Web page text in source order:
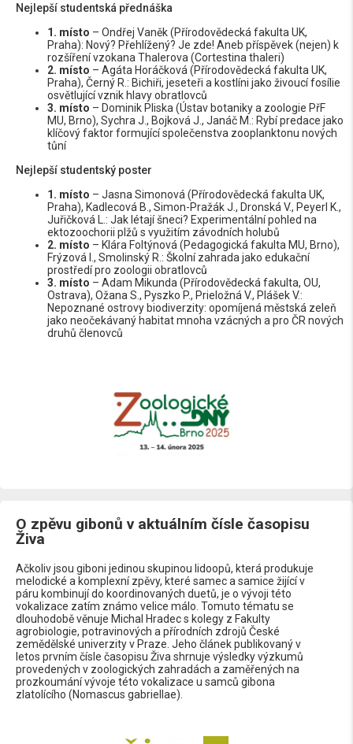
Nejlepší studentská přednáška
1. místo – Ondřej Vaněk (Přírodovědecká fakulta UK,
Praha): Nový? Přehlížený? Je zde! Aneb příspěvek (nejen) k
rozšíření vzokana Thalerova (Cortestina thaleri)
2. místo – Agáta Horáčková (Přírodovědecká fakulta UK,
Praha), Černý R.: Bichiři, jeseteři a kostlíni jako živoucí fosílie
osvětlující vznik hlavy obratlovců
3. místo – Dominik Pliska (Ústav botaniky a zoologie PřF
MU, Brno), Sychra J., Bojková J., Janáč M.: Rybí predace jako
klíčový faktor formující společenstva zooplanktonu nových
tůní
Nejlepší studentský poster
1. místo – Jasna Simonová (Přírodovědecká fakulta UK,
Praha), Kadlecová B., Simon-Pražák J., Dronská V., Peyerl K.,
Juřičková L.: Jak létají šneci? Experimentální pohled na
ektozoochorii plžů s využitím závodních holubů
2. místo – Klára Foltýnová (Pedagogická fakulta MU, Brno),
Frýzová I., Smolinský R.: Školní zahrada jako edukační
prostředí pro zoologii obratlovců
3. místo – Adam Mikunda (Přírodovědecká fakulta, OU,
Ostrava), Ožana S., Pyszko P., Prieložná V., Plášek V.:
Nepoznané ostrovy biodiverzity: opomíjená městská zeleň
jako neočekávaný habitat mnoha vzácných a pro ČR nových
druhů členovců
O zpěvu gibonů v aktuálním čísle časopisu
Živa
Ačkoliv jsou giboni jedinou skupinou lidoopů, která produkuje
melodické a komplexní zpěvy, které samec a samice žijící v
páru kombinují do koordinovaných duetů, je o vývoji této
vokalizace zatím známo velice málo. Tomuto tématu se
dlouhodobě věnuje Michal Hradec s kolegy z Fakulty
agrobiologie, potravinových a přírodních zdrojů České
zemědělské univerzity v Praze. Jeho článek publikovaný v
letos prvním čísle časopisu Živa shrnuje výsledky výzkumů
provedených v zoologických zahradách a zaměřených na
prozkoumání vývoje této vokalizace u samců gibona
zlatolícího (Nomascus gabriellae).